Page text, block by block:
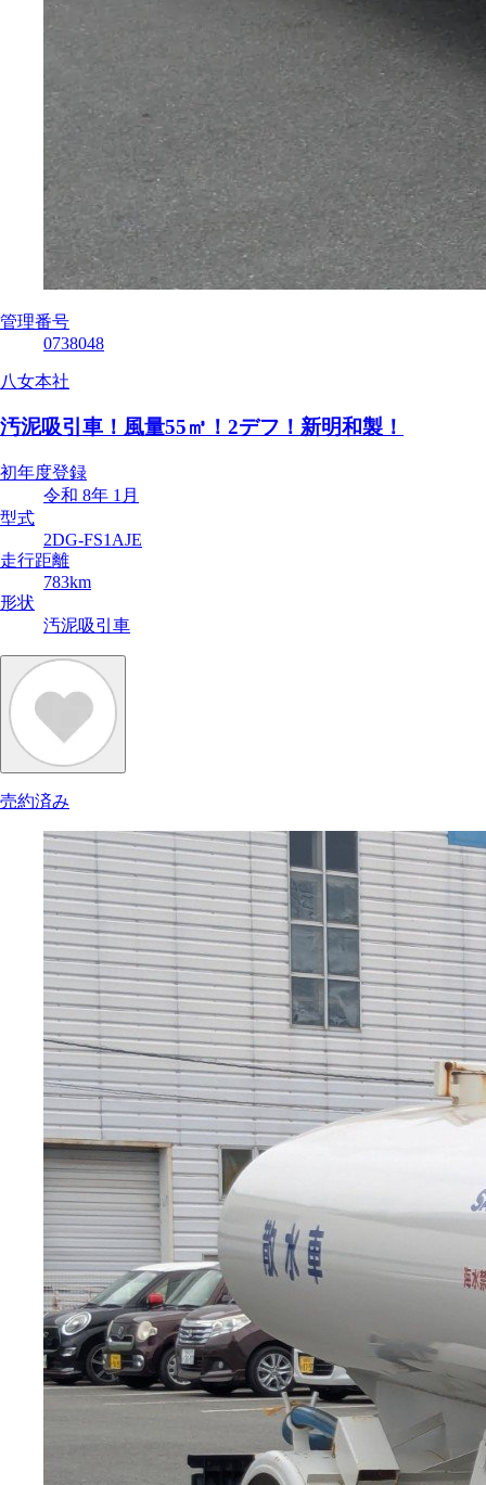
管理番号
0738048
八女本社
汚泥吸引車！風量55㎥！2デフ！新明和製！
初年度登録
令和 8年 1月
型式
2DG-FS1AJE
走行距離
783km
形状
汚泥吸引車
売約済み